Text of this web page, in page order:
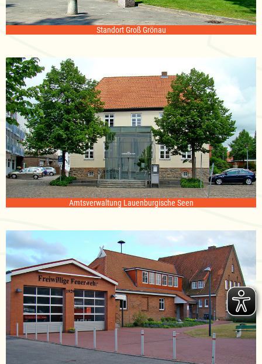
Standort Groß Grönau
Amtsverwaltung Lauenburgische Seen